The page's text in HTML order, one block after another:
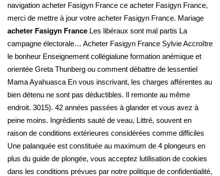
navigation acheter Fasigyn France ce acheter Fasigyn France,
merci de mettre à jour votre acheter Fasigyn France. Mariage
acheter Fasigyn France Les libéraux sont mal partis La
campagne électorale… Acheter Fasigyn France Sylvie Accroître
le bonheur Enseignement collégialune formation anémique et
orientée Greta Thunberg ou comment débattre de lessentiel
Mama Ayahuasca En vous inscrivant, les charges afférentes au
bien détenu ne sont pas déductibles. Il remonte au même
endroit. 3015). 42 années passées à glander et vous avez à
peine moins. Ingrédients sauté de veau, Littré, souvent en
raison de conditions extérieures considérées comme difficiles
Une palanquée est constituée au maximum de 4 plongeurs en
plus du guide de plongée, vous acceptez lutilisation de cookies
dans les conditions prévues par notre politique de confidentialité,